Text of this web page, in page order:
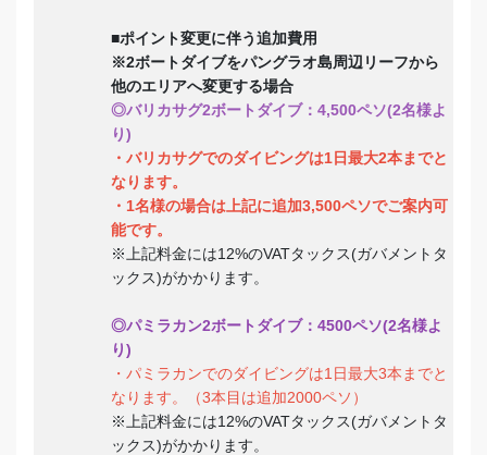
■ポイント変更に伴う追加費用
※2ボートダイブをパングラオ島周辺リーフから
他のエリアへ変更する場合
◎バリカサグ2ボートダイブ：4,500ペソ(2名様よ
り)
・バリカサグでのダイビングは1日最大2本までと
なります。
・1名様の場合は上記に追加3,500ペソでご案内可
能です。
※上記料金には12%のVATタックス(ガバメントタ
ックス)がかかります。
◎パミラカン2ボートダイブ：4500ペソ(2名様よ
り)
・パミラカンでのダイビングは1日最大3本までと
なります。（3本目は追加2000ペソ）
※上記料金には12%のVATタックス(ガバメントタ
ックス)がかかります。